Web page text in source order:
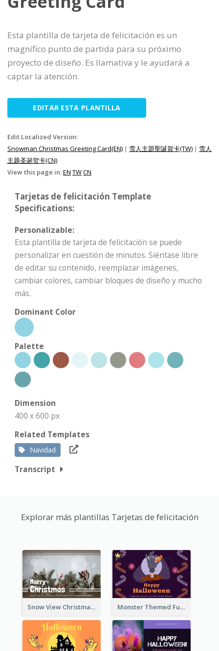
Esta plantilla de tarjeta de felicitación es un
magnífico punto de partida para su próximo
proyecto de diseño. Es llamativa y le ayudará a
captar la atención.
EDITAR ESTA PLANTILLA
Edit Localized Version:
Snowman Christmas Greeting Card(EN) | 雪人主題聖誕賀卡(TW) | 雪人
主题圣诞贺卡(CN)
View this page in:EN TWCN
Tarjetas de felicitación Template
Specifications:
Personalizable:
Esta plantilla de tarjeta de felicitación se puede
personalizar en cuestión de minutos. Siéntase libre
de editar su contenido, reemplazar imágenes,
cambiar colores, cambiar bloques de diseño y mucho
más.
Dominant Color
Palette
Dimension
400 x 600 px
Related Templates
Navidad
Transcript
Explorar más plantillas Tarjetas de felicitación
Snow View Christmas Card With Simple Design Monster Themed Fun Halloween Greeting Card